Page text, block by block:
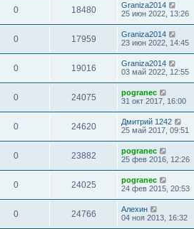
0 18480
Graniza2014
25 июн 2022, 13:26
0 17959
Graniza2014
23 июн 2022, 14:45
0 19016
Graniza2014
03 май 2022, 12:55
0 24075
pogranec
31 окт 2017, 16:00
0 24620
Дмитрий 1242
25 май 2017, 09:51
0 23882
pogranec
25 фев 2016, 12:26
0 24025
pogranec
24 фев 2015, 20:53
0 24766
Алехин
04 ноя 2013, 16:32